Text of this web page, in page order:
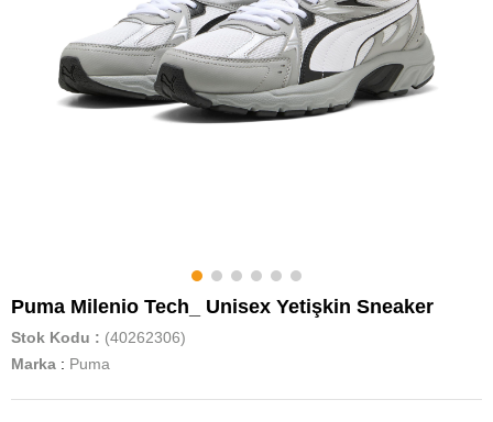
Puma Milenio Tech_ Unisex Yetişkin Sneaker
Stok Kodu
(40262306)
Marka : Puma